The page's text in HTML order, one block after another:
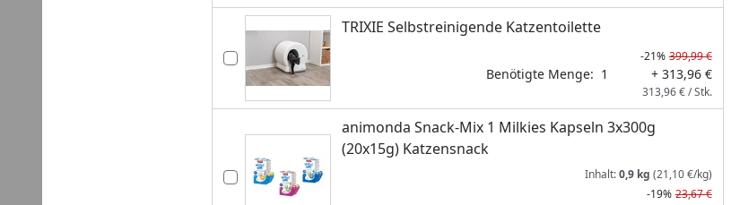
TRIXIE Selbstreinigende Katzentoilette
-21% 399,99 €
Benötigte Menge: 1 + 313,96 €
313,96 € / Stk.
animonda Snack-Mix 1 Milkies Kapseln 3x300g
(20x15g) Katzensnack
Inhalt:0,9 kg (21,10 €/kg)
-19% 23,67 €